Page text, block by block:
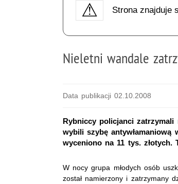
Strona znajduje
Nieletni wandale
Data publikacji 02.10.2008
Rybniccy policjanci
wybili szybę
wyceniono na 11 tys. złotych.
W nocy grupa młodych osób
został namierzony i zatrzymany